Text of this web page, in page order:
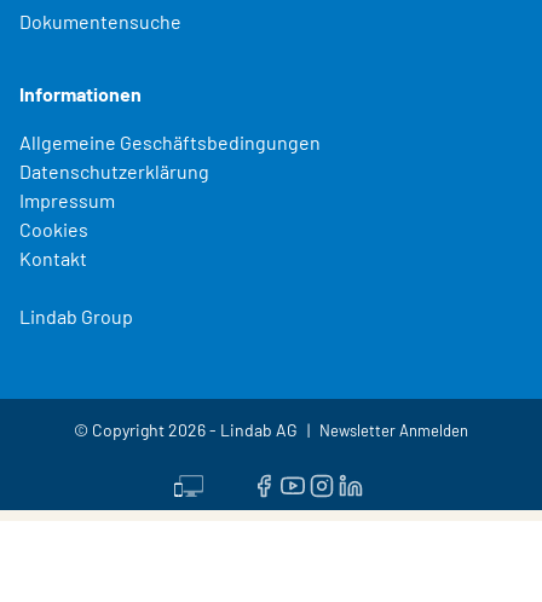
Dokumentensuche
Informationen
Allgemeine Geschäftsbedingungen
Datenschutzerklärung
Impressum
Cookies
Kontakt
Lindab Group
© Copyright 2026 - Lindab AG Newsletter Anmelden